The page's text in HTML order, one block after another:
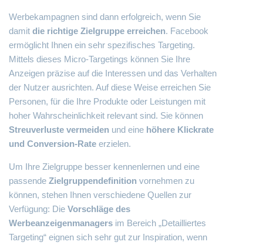
Werbekampagnen sind dann erfolgreich, wenn Sie
damit die richtige Zielgruppe erreichen. Facebook
ermöglicht Ihnen ein sehr spezifisches Targeting.
Mittels dieses Micro-Targetings können Sie Ihre
Anzeigen präzise auf die Interessen und das Verhalten
der Nutzer ausrichten. Auf diese Weise erreichen Sie
Personen, für die Ihre Produkte oder Leistungen mit
hoher Wahrscheinlichkeit relevant sind. Sie können
Streuverluste vermeiden und eine höhere Klickrate
und Conversion-Rate erzielen.
Um Ihre Zielgruppe besser kennenlernen und eine
passende Zielgruppendefinition vornehmen zu
können, stehen Ihnen verschiedene Quellen zur
Verfügung: Die Vorschläge des
Werbeanzeigenmanagers im Bereich „Detailliertes
Targeting“ eignen sich sehr gut zur Inspiration, wenn